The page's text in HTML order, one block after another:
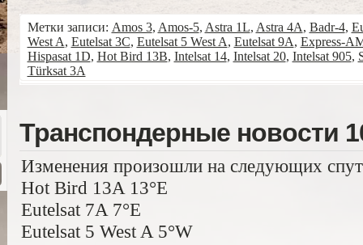
Метки записи: Amos 3, Amos-5, Astra 1L, Astra 4A, Badr-4,
West A, Eutelsat 3C, Eutelsat 5 West A, Eutelsat 9A, Express-
Hispasat 1D, Hot Bird 13B, Intelsat 14, Intelsat 20, Intelsat 905,
Türksat 3A
Транспондерные новости
Изменения произошли на следующих
Hot Bird 13A 13°E
Eutelsat 7A 7°E
Eutelsat 5 West A 5°W